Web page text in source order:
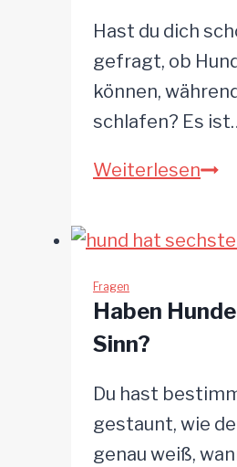
Hast du dich
gefragt, ob
können,
schlafen? Es
Weiterlesen
das
Fragen
Haben
Sinn?
Du hast
gestaunt, wie
genau weiß,